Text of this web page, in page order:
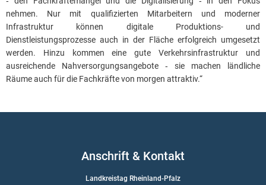
nehmen. Nur mit qualifizierten Mitarbeitern und moderner
Infrastruktur können digitale Produktions- und
Dienstleistungsprozesse auch in der Fläche erfolgreich umgesetzt
werden. Hinzu kommen eine gute Verkehrsinfrastruktur und
ausreichende Nahversorgungsangebote ‑ sie machen ländliche
Räume auch für die Fachkräfte von morgen attraktiv.“
Anschrift & Kontakt
Landkreistag Rheinland-Pfalz